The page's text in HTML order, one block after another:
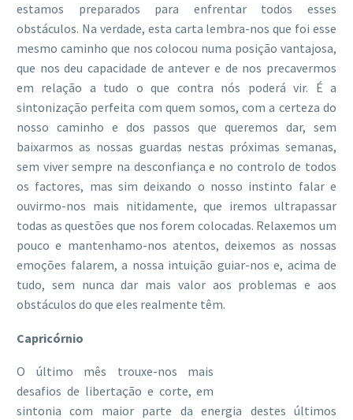
estamos preparados para enfrentar todos esses
obstáculos. Na verdade, esta carta lembra-nos que foi esse
mesmo caminho que nos colocou numa posição vantajosa,
que nos deu capacidade de antever e de nos precavermos
em relação a tudo o que contra nós poderá vir. É a
sintonização perfeita com quem somos, com a certeza do
nosso caminho e dos passos que queremos dar, sem
baixarmos as nossas guardas nestas próximas semanas,
sem viver sempre na desconfiança e no controlo de todos
os factores, mas sim deixando o nosso instinto falar e
ouvirmo-nos mais nitidamente, que iremos ultrapassar
todas as questões que nos forem colocadas. Relaxemos um
pouco e mantenhamo-nos atentos, deixemos as nossas
emoções falarem, a nossa intuição guiar-nos e, acima de
tudo, sem nunca dar mais valor aos problemas e aos
obstáculos do que eles realmente têm.
Capricórnio
O último mês trouxe-nos mais
desafios de libertação e corte, em
sintonia com maior parte da energia destes últimos